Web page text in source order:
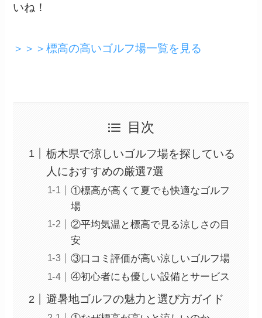
いね！
＞＞＞標高の高いゴルフ場一覧を見る
目次
栃木県で涼しいゴルフ場を探している
人におすすめの厳選7選
①標高が高くて夏でも快適なゴルフ
場
②平均気温と標高で見る涼しさの目
安
③口コミ評価が高い涼しいゴルフ場
④初心者にも優しい設備とサービス
避暑地ゴルフの魅力と選び方ガイド